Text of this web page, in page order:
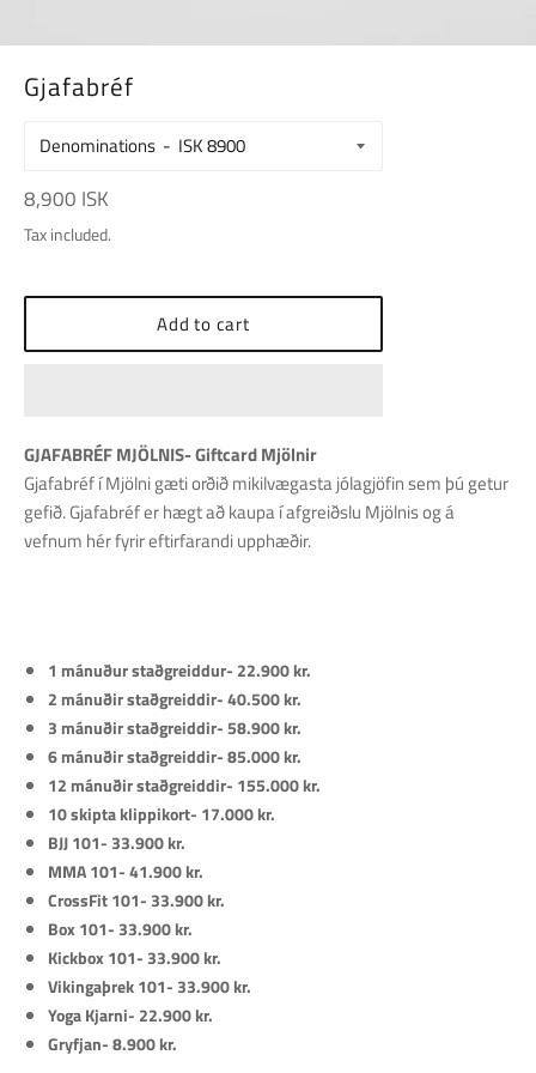
Gjafabréf
Denominations
Regular
price
8,900 ISK
Tax included.
Add to cart
GJAFABRÉF MJÖLNIS- Giftcard Mjölnir
Gjafabréf í Mjölni gæti orðið mikilvægasta jólagjöfin sem þú getur
gefið. Gjafabréf er hægt að kaupa í afgreiðslu Mjölnis og á
vefnum hér fyrir eftirfarandi upphæðir.
1 mánuður staðgreiddur- 22.900 kr.
2 mánuðir staðgreiddir- 40.500 kr.
3 mánuðir staðgreiddir- 58.900 kr.
6 mánuðir staðgreiddir- 85.000 kr.
12 mánuðir staðgreiddir- 155.000 kr.
10 skipta klippikort- 17.000 kr.
BJJ 101- 33.900 kr.
MMA 101- 41.900 kr.
CrossFit 101- 33.900 kr.
Box 101- 33.900 kr.
Kickbox 101- 33.900 kr.
Vikingaþrek 101- 33.900 kr.
Yoga Kjarni- 22.900 kr.
Gryfjan- 8.900 kr.